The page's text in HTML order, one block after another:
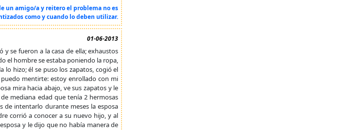
un amigo/a y reitero el problema no es
como y cuando lo deben utilizar.
01-06-2013
se fueron a la casa de ella; exhaustos
el hombre se estaba poniendo la ropa,
lo hizo; él se puso los zapatos, cogió el
mentirte: estoy enrollado con mi
mira hacia abajo, ve sus zapatos y le
mediana edad que tenía 2 hermosas
de intentarlo durante meses la esposa
corrió a conocer a su nuevo hijo, y al
y le dijo que no había manera de